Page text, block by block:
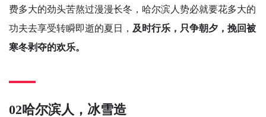
费多大的劲头苦熬过漫漫长冬，哈尔滨人势必就要花多大的
功夫去享受转瞬即逝的夏日， 及时行乐，只争朝夕，挽回被
寒冬剥夺的欢乐。
02哈尔滨人，冰雪造